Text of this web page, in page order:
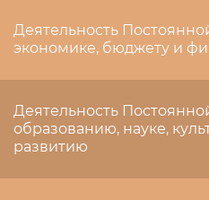
Деятельность
экономике, бюджету и
Деятельность
образованию, науке,
развитию